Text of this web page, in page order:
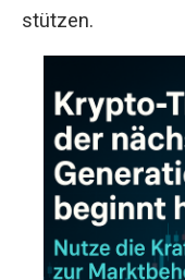
stützen.